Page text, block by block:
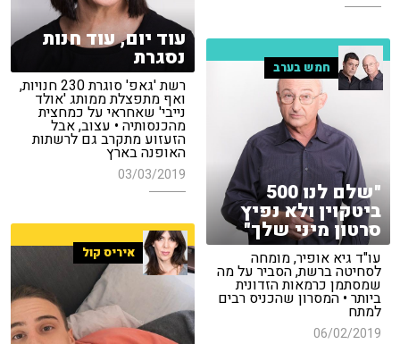
עוד יום, עוד חנות
נסגרת
רשת 'גאפ' סוגרת 230 חנויות,
ואף מתפצלת ממותג 'אולד
נייבי' שאחראי על כמחצית
מהכנסותיה • עצוב, אבל
הזעזוע מתקרב גם לרשתות
האופנה בארץ
03/03/2019
חמש בערב
"שלם לנו 500
ביטקוין ולא נפיץ
סרטון מיני שלך"
עו"ד גיא אופיר, מומחה
לסחיטה ברשת, הסביר על מה
שמסתמן כרמאות הזדונית
ביותר • המסרון שהכניס רבים
למתח
06/02/2019
איריס קול